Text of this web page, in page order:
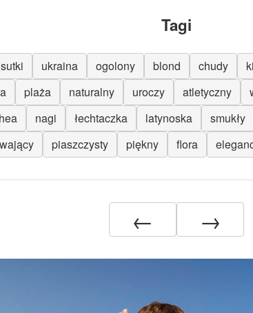
Tagi
sutki ukraina ogolony blond chudy
plaża naturalny uroczy atletyczny
nagi łechtaczka latynoska smukły
piaszczysty piękny flora
← →